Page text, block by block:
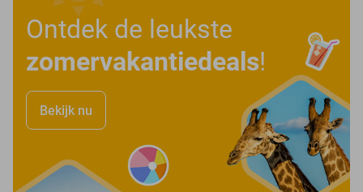
Ontdek de leukste
zomervakantiedeals!
Bekijk nu